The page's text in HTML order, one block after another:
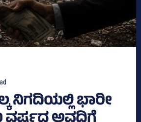
ನಿಗದಿಯಲ್ಲಿ ಭಾರೀ